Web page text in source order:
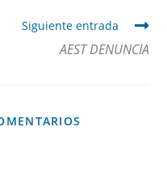
Siguiente entrada
AEST DENUNCIA